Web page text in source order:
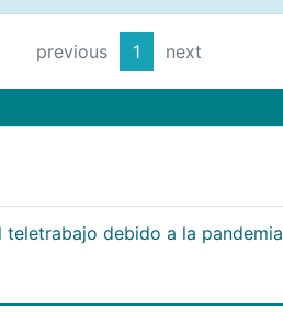
previous 1 next
debido a la pandemia